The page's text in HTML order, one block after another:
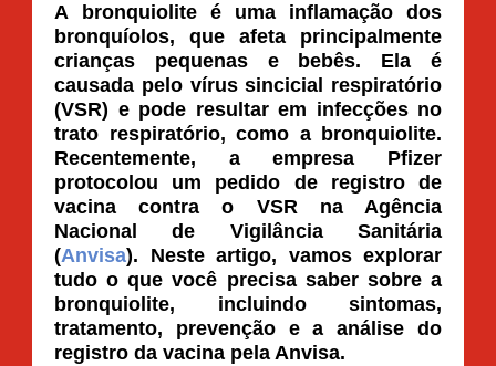
A bronquiolite é uma inflamação dos
bronquíolos, que afeta principalmente
crianças pequenas e bebês. Ela é
causada pelo vírus sincicial respiratório
(VSR) e pode resultar em infecções no
trato respiratório, como a bronquiolite.
Recentemente, a empresa Pfizer
protocolou um pedido de registro de
vacina contra o VSR na Agência
Nacional de Vigilância Sanitária
(Anvisa). Neste artigo, vamos explorar
tudo o que você precisa saber sobre a
bronquiolite, incluindo sintomas,
tratamento, prevenção e a análise do
registro da vacina pela Anvisa.